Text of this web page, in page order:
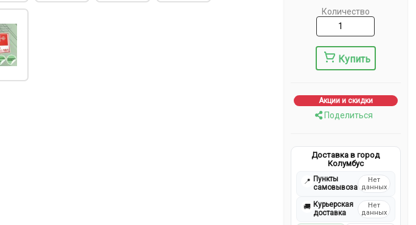
Количество
Купить
Акции и скидки
Поделиться
Доставка в город
Колумбус
📍 Пункты
самовывоза
Нет
данных
🚚 Курьерская
доставка
Нет
данных